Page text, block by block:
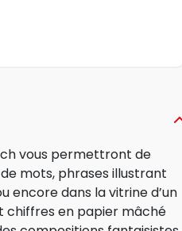
vous permettront de
mots, phrases illustrant
encore dans la vitrine d’un
chiffres en papier mâché